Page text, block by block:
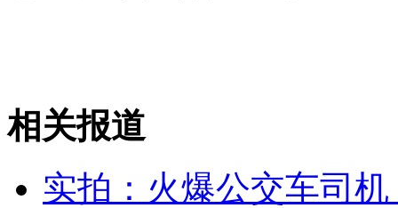
温家宝：这些年 过得不易
山西运城恶犬咬伤多人 警民合力深夜将其击毙
相关报道
实拍：火爆公交车司